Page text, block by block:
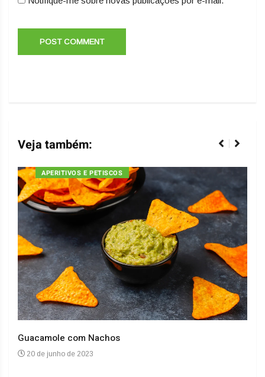
Veja também:
APERITIVOS E PETISCOS
Guacamole com Nachos
20 de junho de 2023